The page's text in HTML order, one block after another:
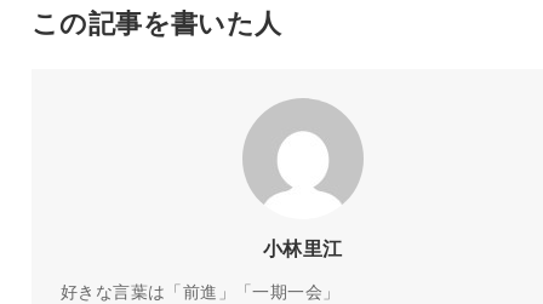
この記事を書いた人
小林里江
好きな言葉は「前進」「一期一会」